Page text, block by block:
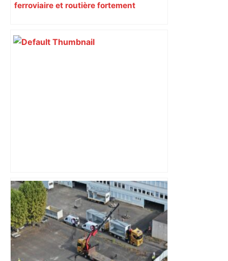
ferroviaire et routière fortement
Près de Toulouse : dans cette zone
économique, un axe majeur va être
fermé en fin de soirée, voici les
déviations – Actu.fr